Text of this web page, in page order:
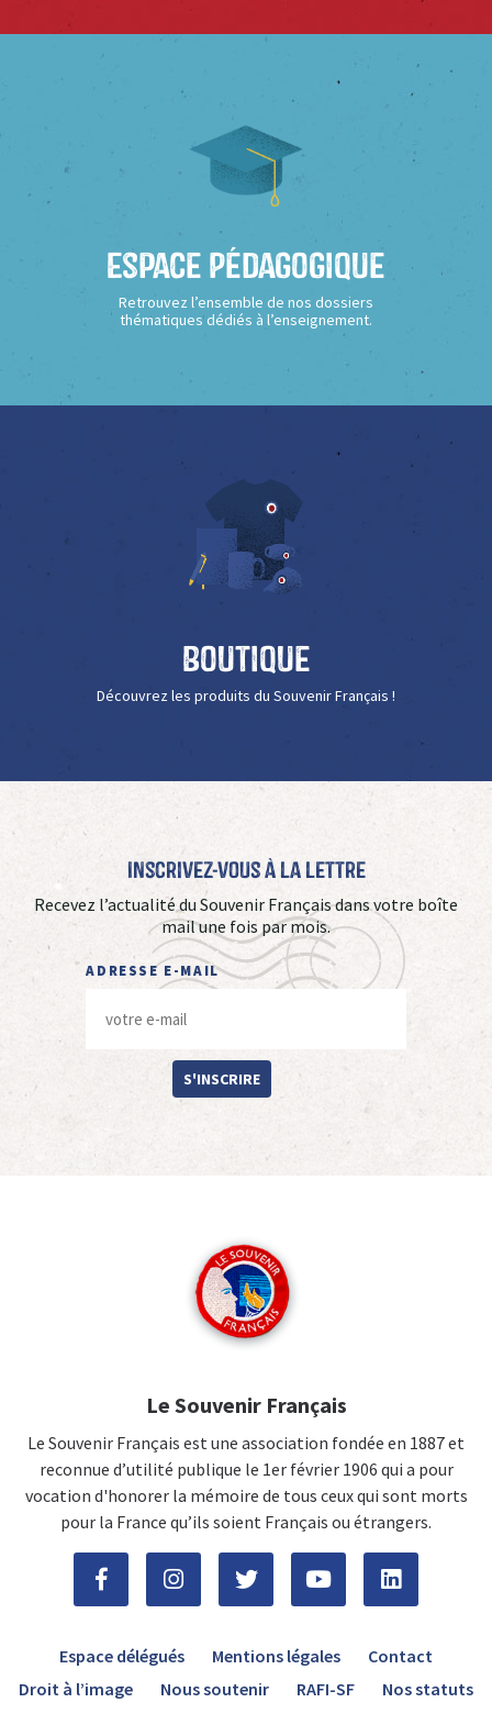
Espace Pédagogique
Retrouvez l’ensemble de nos dossiers
thématiques dédiés à l’enseignement.
Boutique
Découvrez les produits du Souvenir Français !
Inscrivez-vous à La Lettre
Recevez l’actualité du Souvenir Français dans votre boîte
mail une fois par mois.
ADRESSE E-MAIL
S'INSCRIRE
Le Souvenir Français
Le Souvenir Français est une association fondée en 1887 et
reconnue d’utilité publique le 1er février 1906 qui a pour
vocation d'honorer la mémoire de tous ceux qui sont morts
pour la France qu’ils soient Français ou étrangers.
Espace délégués Mentions légales
Contact
Droit à l’image
Nous soutenir RAFI-SF Nos statuts